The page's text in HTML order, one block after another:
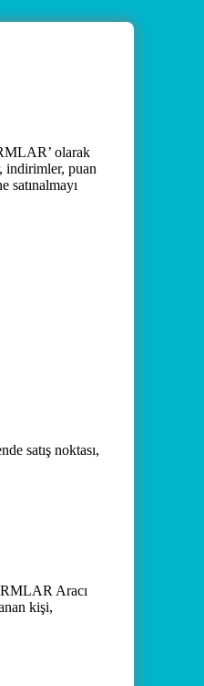
olarak
indirimler, puan
satınalmayı
satış noktası,
Aracı
kişi,